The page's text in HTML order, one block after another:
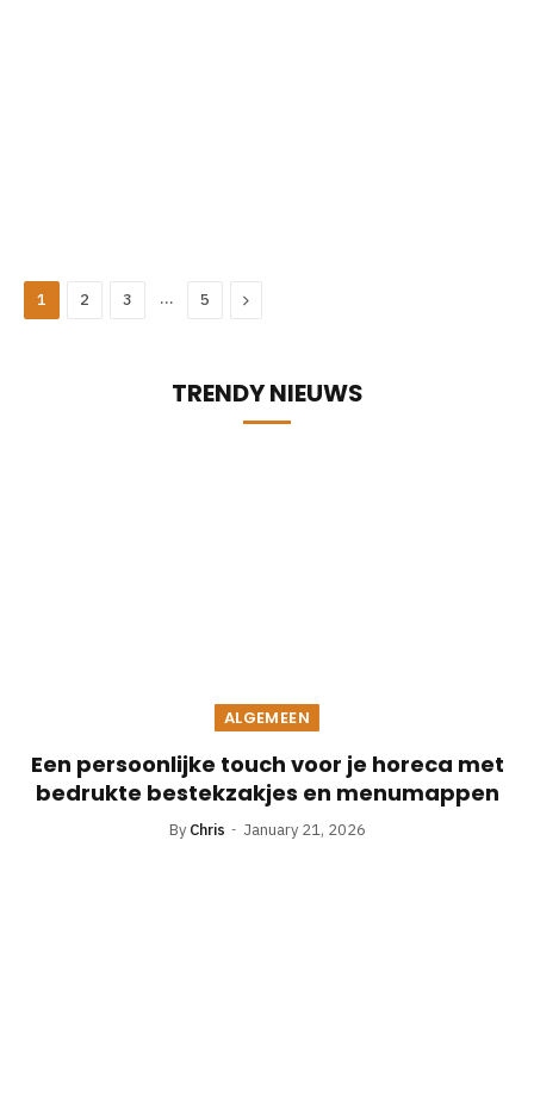
1 2 3 … 5 Next
TRENDY NIEUWS
ALGEMEEN
Een persoonlijke touch voor je horeca met
bedrukte bestekzakjes en menumappen
By Chris January 21, 2026